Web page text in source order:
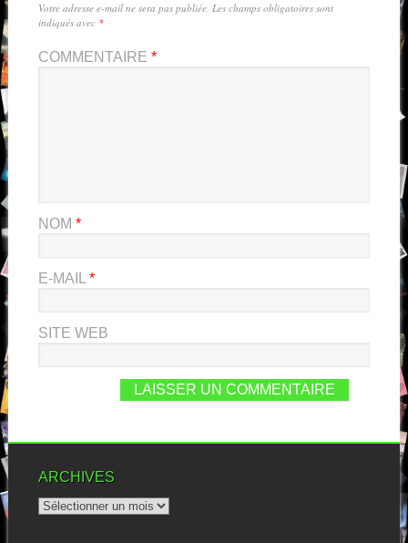
Votre adresse e-mail ne sera pas publiée. Les champs obligatoires sont
indiqués avec *
COMMENTAIRE *
NOM *
E-MAIL *
SITE WEB
ARCHIVES